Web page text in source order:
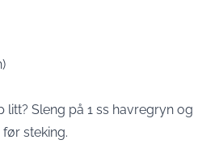
Sleng på 1 ss havregryn og
steking.